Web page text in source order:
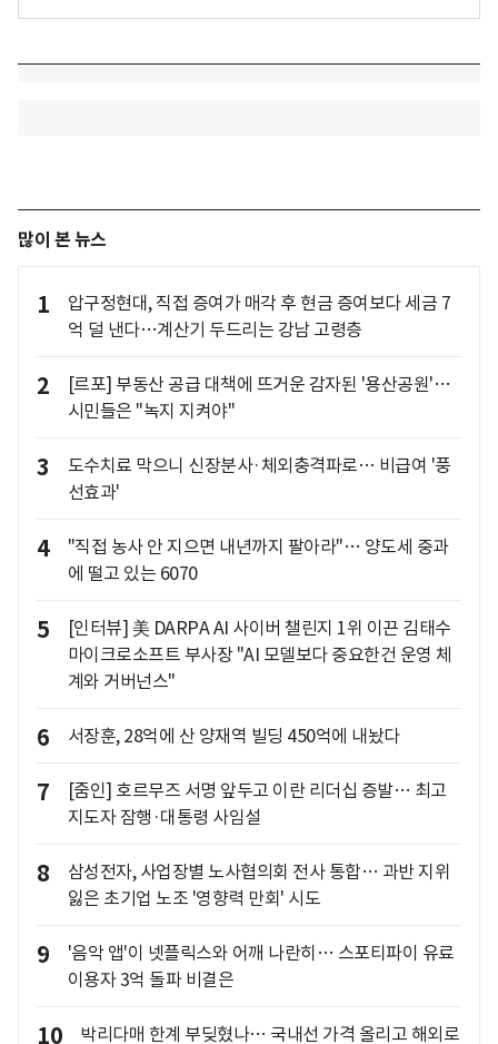
많이 본 뉴스
1
압구정현대, 직접 증여가 매각 후 현금 증여보다 세금 7
억 덜 낸다…계산기 두드리는 강남 고령층
2
[르포] 부동산 공급 대책에 뜨거운 감자된 '용산공원'…
시민들은 "녹지 지켜야"
3
도수치료 막으니 신장분사·체외충격파로… 비급여 '풍
선효과'
4
"직접 농사 안 지으면 내년까지 팔아라"… 양도세 중과
에 떨고 있는 6070
5
[인터뷰] 美 DARPA AI 사이버 챌린지 1위 이끈 김태수
마이크로소프트 부사장 "AI 모델보다 중요한건 운영 체
계와 거버넌스"
6 서장훈, 28억에 산 양재역 빌딩 450억에 내놨다
7
[줌인] 호르무즈 서명 앞두고 이란 리더십 증발… 최고
지도자 잠행·대통령 사임설
8
삼성전자, 사업장별 노사협의회 전사 통합… 과반 지위
잃은 초기업 노조 '영향력 만회' 시도
9
'음악 앱'이 넷플릭스와 어깨 나란히… 스포티파이 유료
이용자 3억 돌파 비결은
10 박리다매 한계 부딪혔나… 국내선 가격 올리고 해외로